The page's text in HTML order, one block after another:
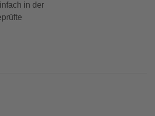
in der